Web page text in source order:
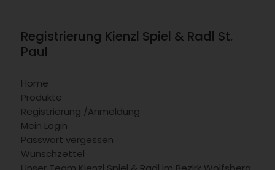
Registrierung Kienzl Spiel & Radl St.
Paul
Home
Produkte
Registrierung /Anmeldung
Mein Login
Passwort vergessen
Wunschzettel